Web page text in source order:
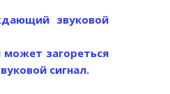
звуковой
загореться
сигнал.